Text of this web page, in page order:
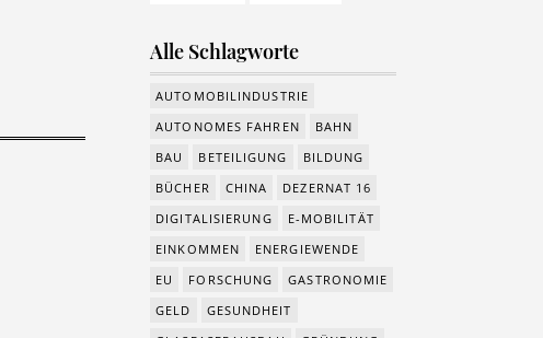
Alle Schlagworte
AUTOMOBILINDUSTRIE
AUTONOMES FAHREN
BAHN
BAU
BETEILIGUNG
BILDUNG
BÜCHER
CHINA
DEZERNAT 16
DIGITALISIERUNG
E-MOBILITÄT
EINKOMMEN
ENERGIEWENDE
EU
FORSCHUNG
GASTRONOMIE
GELD
GESUNDHEIT